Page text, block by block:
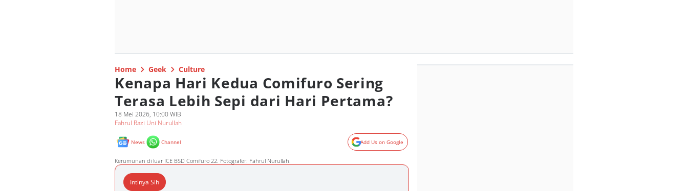
Home Geek Culture
Kenapa Hari Kedua Comifuro Sering
Terasa Lebih Sepi dari Hari Pertama?
18 Mei 2026, 10:00 WIB
Fahrul Razi Uni Nurullah
News Channel Add Us on Google
Kerumunan di luar ICE BSD Comifuro 22. Fotografer: Fahrul Nurullah.
Intinya Sih